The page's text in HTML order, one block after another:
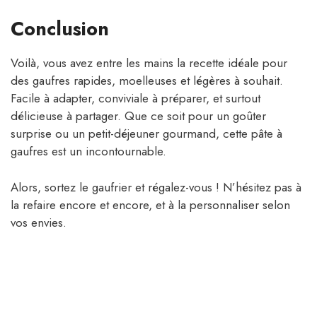
Conclusion
Voilà, vous avez entre les mains la recette idéale pour
des gaufres rapides, moelleuses et légères à souhait.
Facile à adapter, conviviale à préparer, et surtout
délicieuse à partager. Que ce soit pour un goûter
surprise ou un petit-déjeuner gourmand, cette pâte à
gaufres est un incontournable.
Alors, sortez le gaufrier et régalez-vous ! N’hésitez pas à
la refaire encore et encore, et à la personnaliser selon
vos envies.